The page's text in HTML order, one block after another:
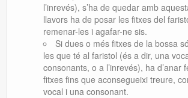
l’inrevés), s’ha de quedar amb
llavors ha de posar les fitxes del
remenar-les i agafar-ne sis.
Si dues o més fitxes de la bossa
les que té al faristol (és a dir, una
consonants, o a l’inrevés), ha d’anar
fitxes fins que aconsegueixi treure,
vocal i una consonant.